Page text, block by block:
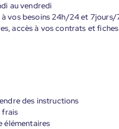
au vendredi
vos besoins 24h/24 et
accès à vos contrats et
des instructions
frais
élémentaires